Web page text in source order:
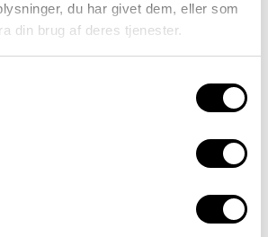
du har givet dem, eller som
din brug af deres tjenester.
Nyt projekt vil fremme
demokratisk indflydelse
for stu-studerende
16. oktober 2024
der vedtaget en ny lov om
ungdomsuddannelser til unge
sikre øgede rettigheder til de
studerende, herunder retten til